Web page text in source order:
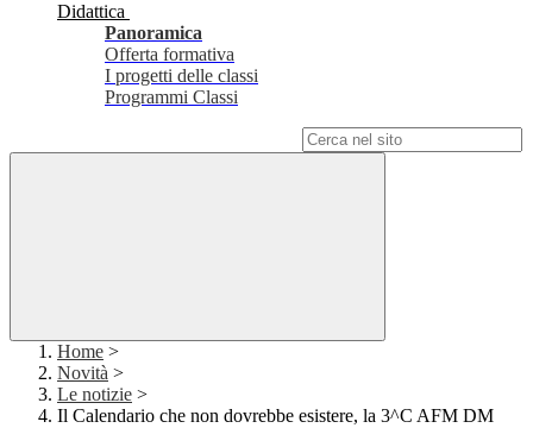
Didattica
Panoramica
Offerta formativa
I progetti delle classi
Programmi Classi
Home >
Novità >
Le notizie >
Il Calendario che non dovrebbe esistere, la 3^C AFM DM